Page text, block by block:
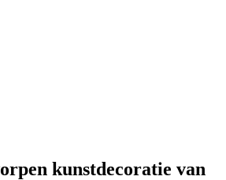
kunstdecoratie van